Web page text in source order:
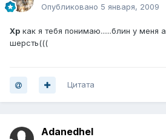
Опубликовано 5 января, 2009
Хр как я тебя понимаю......блин у меня
шерсть(((
Цитата
Adanedhel